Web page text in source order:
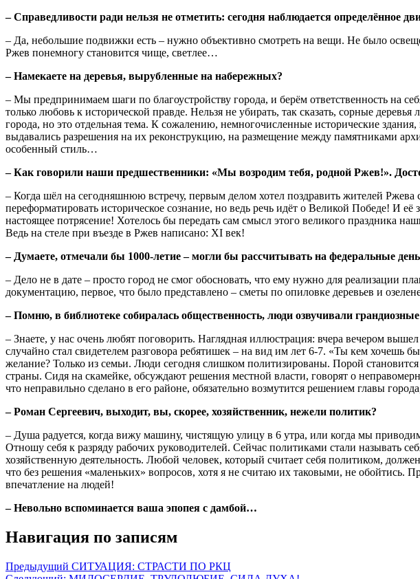
– Справедливости ради нельзя не отметить: сегодня наблюдается определённое
– Да, небольшие подвижки есть – нужно объективно смотреть на вещи. Не было
Ржев понемногу становится чище, светлее…
– Намекаете на деревья, вырубленные на набережных?
– Мы предпринимаем шаги по благоустройству города, и берём ответственность на
только любовь к исторической правде. Нельзя не убирать, так сказать, сорные
города, но это отдельная тема. К сожалению, немногочисленные исторические
выдавались разрешения на их реконструкцию, на размещение между памятниками
особенный стиль…
– Как говорили наши предшественники: «Мы возродим тебя, родной Ржев!».
– Когда шёл на сегодняшнюю встречу, первым делом хотел поздравить жителей
переформатировать историческое сознание, но ведь речь идёт о Великой Победе! И
настоящее потрясение! Хотелось бы передать сам смысл этого великого праздника
Ведь на стеле при въезде в Ржев написано: XI век!
– Думаете, отмечали бы 1000-летие – могли бы рассчитывать на федеральные
– Дело не в дате – просто город не смог обосновать, что ему нужно для реализации
документацию, первое, что было представлено – сметы по опиловке деревьев и
– Помню, в библиотеке собиралась общественность, люди озвучивали
– Знаете, у нас очень любят поговорить. Наглядная иллюстрация: вчера вечером
случайно стал свидетелем разговора ребятишек – на вид им лет 6-7. «Ты кем хочешь
желание? Только из семьи. Люди сегодня слишком политизированы. Порой
страны. Сидя на скамейке, обсуждают решения местной власти, говорят о
что неправильно сделано в его районе, обязательно возмутится решением главы
– Роман Сергеевич, выходит, вы, скорее, хозяйственник, нежели политик?
– Душа радуется, когда вижу машину, чистящую улицу в 6 утра, или когда мы
Отношу себя к разряду рабочих руководителей. Сейчас политиками стали называть
хозяйственную деятельность. Любой человек, который считает себя политиком,
что без решения «маленьких» вопросов, хотя я не считаю их таковыми, не обойтись.
впечатление на людей!
– Невольно вспоминается ваша эпопея с дамбой…
Навигация по записям
Предыдущий СИТУАЦИЯ: СТРАСТИ ПО РКЦ